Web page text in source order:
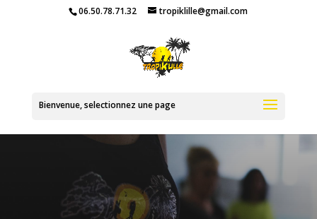
06.50.78.71.32 tropiklille@gmail.com